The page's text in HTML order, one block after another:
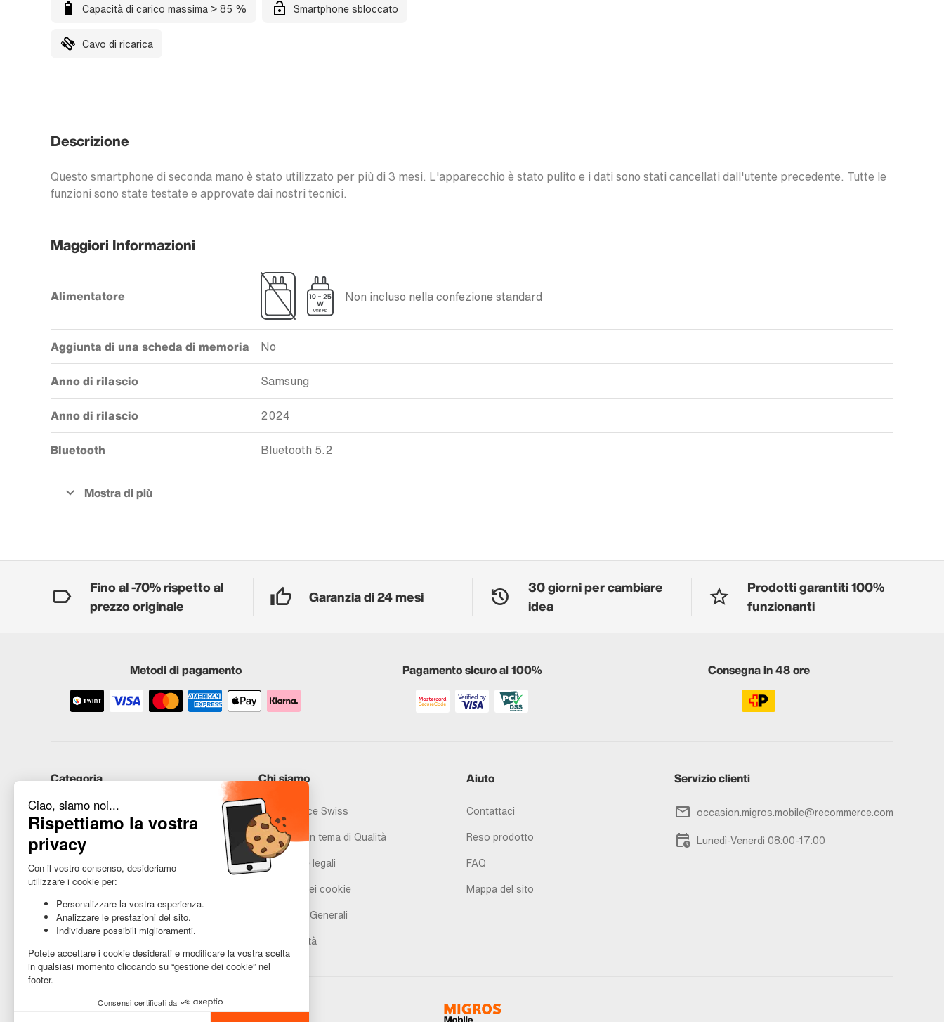
Capacità di carico massima > 85 % Smartphone sbloccato
Cavo di ricarica
Descrizione
Questo smartphone di seconda mano è stato utilizzato per più di 3 mesi. L'apparecchio è stato pulito e i dati sono stati cancellati dall'utente precedente. Tutte le
funzioni sono state testate e approvate dai nostri tecnici.
Maggiori Informazioni
Alimentatore Non incluso nella confezione standard
Aggiunta di una scheda di memoria No
Anno di rilascio Samsung
Anno di rilascio 2024
Bluetooth Bluetooth 5.2
Fino al -70% rispetto al
prezzo originale
Garanzia di 24 mesi
30 giorni per cambiare
idea
Prodotti garantiti 100%
funzionanti
Metodi di pagamento Pagamento sicuro al 100% Consegna in 48 ore
Categoria
iPhone
Samsung
Huawei
Hai bisogno di aiuto?
Chi siamo
Recommerce Swiss
Promesse in tema di Qualità
Avvertenze legali
Gestione dei cookie
Condizioni Generali
Accessibilità
Aiuto
Contattaci
Reso prodotto
FAQ
Mappa del sito
Servizio clienti
occasion.migros.mobile@recommerce.com
Lunedì-Venerdì 08:00-17:00